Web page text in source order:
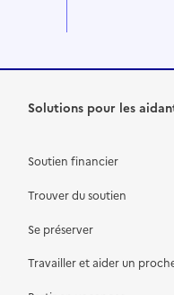
Solutions pour les
Soutien financier
Trouver du soutien
Se préserver
Travailler et aider un